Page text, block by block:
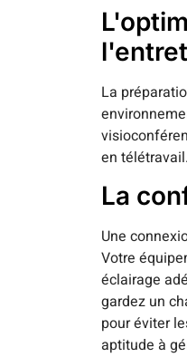
La
en télétravail.
La
Une
Votre
éclairage
gardez un
pour éviter
aptitude à